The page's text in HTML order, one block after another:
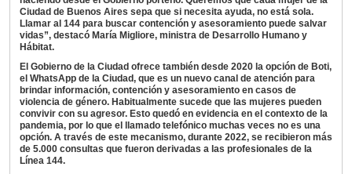
Ciudad de Buenos Aires sepa que si necesita ayuda, no está sola.
Llamar al 144 para buscar contención y asesoramiento puede salvar
vidas”, destacó María Migliore, ministra de Desarrollo Humano y
Hábitat.
El Gobierno de la Ciudad ofrece también desde 2020 la opción de Boti,
el WhatsApp de la Ciudad, que es un nuevo canal de atención para
brindar información, contención y asesoramiento en casos de
violencia de género. Habitualmente sucede que las mujeres pueden
convivir con su agresor. Esto quedó en evidencia en el contexto de la
pandemia, por lo que el llamado telefónico muchas veces no es una
opción. A través de este mecanismo, durante 2022, se recibieron más
de 5.000 consultas que fueron derivadas a las profesionales de la
Línea 144.